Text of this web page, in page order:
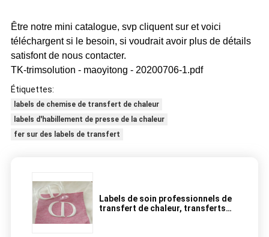
Être notre mini catalogue, svp cliquent sur et voici
téléchargent si le besoin, si voudrait avoir plus de détails
satisfont de nous contacter.
TK-trimsolution - maoyitong - 20200706-1.pdf
Étiquettes:
labels de chemise de transfert de chaleur
labels d'habillement de presse de la chaleur
fer sur des labels de transfert
Labels de soin professionnels de
transfert de chaleur, transferts